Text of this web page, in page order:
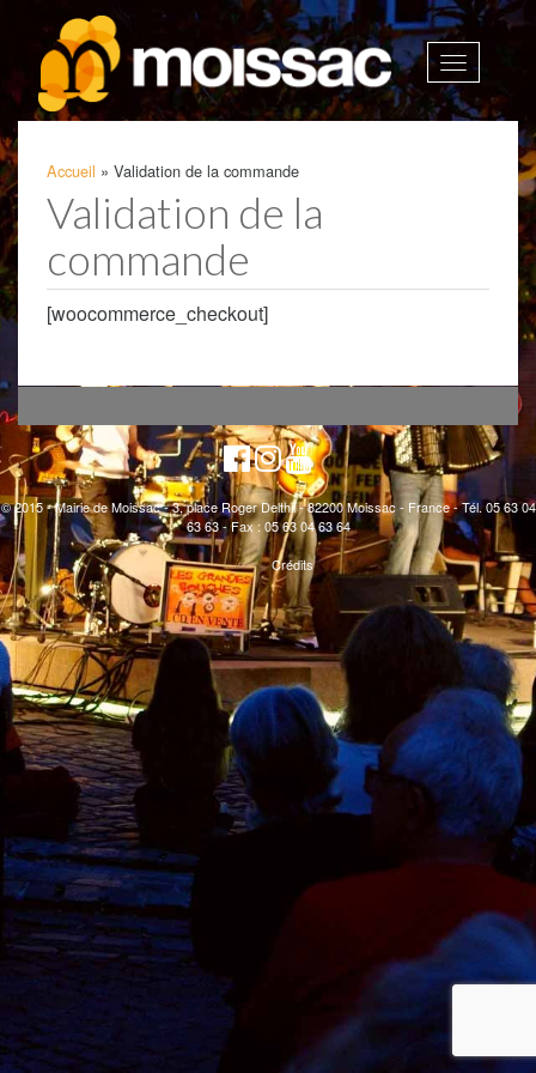
Afficher
la
Accueil » Validation de la commande
Validation de la
commande
[woocommerce_checkout]
© 2015 - Mairie de Moissac - 3, place Roger Delthil - 82200 Moissac - France - Tél. 05 63 04
63 63 - Fax : 05 63 04 63 64
Crédits